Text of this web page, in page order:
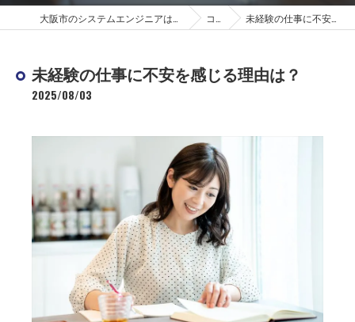
コラム 未経験の仕事に不安を感じる理由は？
未経験の仕事に不安を感じる理由は？
2025/08/03